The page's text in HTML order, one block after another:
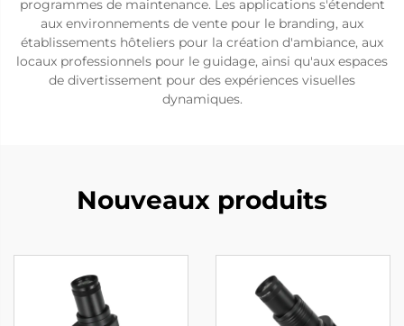
programmes de maintenance. Les applications s'étendent
aux environnements de vente pour le branding, aux
établissements hôteliers pour la création d'ambiance, aux
locaux professionnels pour le guidage, ainsi qu'aux espaces
de divertissement pour des expériences visuelles
dynamiques.
Nouveaux produits